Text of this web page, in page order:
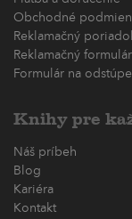
Obchodné
Reklamačný
Reklamačný formulár
Formulár na
Knihy pre
Náš príbeh
Blog
Kariéra
Kontakt